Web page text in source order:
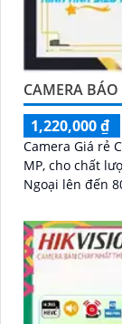
CAMERA
1,220,000 ₫
Camera Giá rẻ
MP, cho chất lượng hình ảnh
Ngoại lên đến